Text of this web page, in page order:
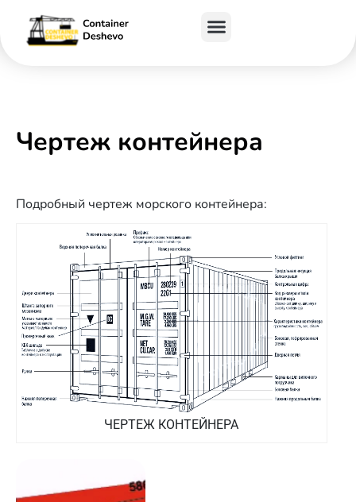
Чертеж контейнера
Подробный чертеж морского контейнера:
ЧЕРТЕЖ КОНТЕЙНЕРА